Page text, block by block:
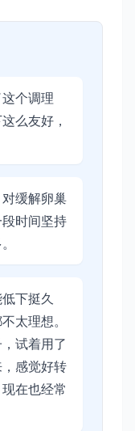
个调理
么友好，
缓解卵巢
时间坚持
下挺久
太理想。
试着用了
感觉好转
在也经常